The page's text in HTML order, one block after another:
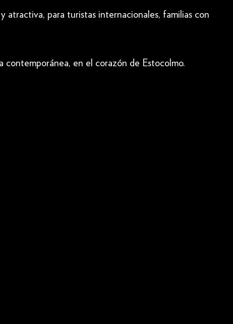
atractiva, para turistas internacionales, familias con
en el corazón de Estocolmo.